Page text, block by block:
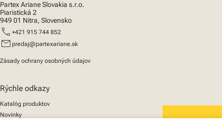
Partex Ariane Slovakia s.r.o.
Piaristická 2
949 01 Nitra, Slovensko
call +421 915 744 852
mail predaj@partexariane.sk
Zásady ochrany osobných údajov
Rýchle odkazy
Katalóg produktov
Novinky